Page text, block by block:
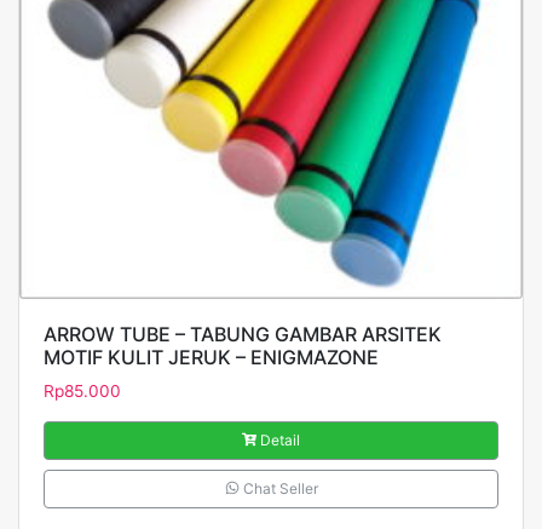
ARROW TUBE – TABUNG GAMBAR ARSITEK
MOTIF KULIT JERUK – ENIGMAZONE
Rp85.000
Detail
Chat Seller